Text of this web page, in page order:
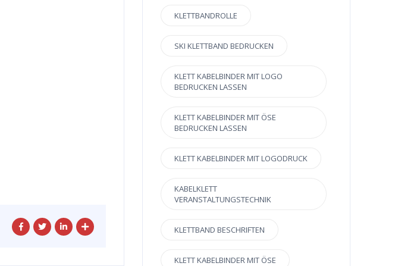
KLETTBANDROLLE
SKI KLETTBAND BEDRUCKEN
KLETT KABELBINDER MIT LOGO
BEDRUCKEN LASSEN
KLETT KABELBINDER MIT ÖSE
BEDRUCKEN LASSEN
KLETT KABELBINDER MIT LOGODRUCK
KABELKLETT
VERANSTALTUNGSTECHNIK
KLETTBAND BESCHRIFTEN
KLETT KABELBINDER MIT ÖSE